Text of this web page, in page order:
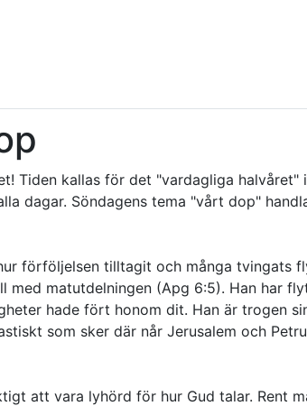
Tiden kallas för det "vardagliga halvåret" i
dagar. Söndagens tema "vårt dop"
förföljelsen tilltagit och många tvingats
med matutdelningen (Apg 6:5). Han har
hade fört honom dit. Han är trogen
som sker där når Jerusalem och
att vara lyhörd för hur Gud talar. Rent